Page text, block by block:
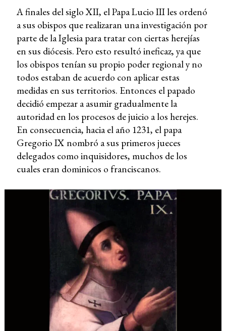
A finales del siglo XII, el Papa Lucio III les ordenó
a sus obispos que realizaran una investigación por
parte de la Iglesia para tratar con ciertas herejías
en sus diócesis. Pero esto resultó ineficaz, ya que
los obispos tenían su propio poder regional y no
todos estaban de acuerdo con aplicar estas
medidas en sus territorios. Entonces el papado
decidió empezar a asumir gradualmente la
autoridad en los procesos de juicio a los herejes.
En consecuencia, hacia el año 1231, el papa
Gregorio IX nombró a sus primeros jueces
delegados como inquisidores, muchos de los
cuales eran dominicos o franciscanos.